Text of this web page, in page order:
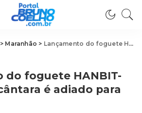
> Maranhão > Lançamento do foguete HANBIT-Nano em Alcântara é adiado para dezembro
do foguete HANBIT-
é adiado para